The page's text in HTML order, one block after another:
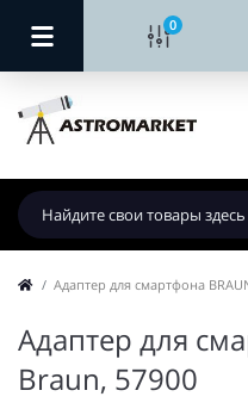
0
Адаптер для смартфона
Адаптер для
Braun, 57900